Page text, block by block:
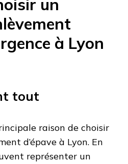
un
à Lyon
tout
raison de choisir
d’épave à Lyon. En
représenter un